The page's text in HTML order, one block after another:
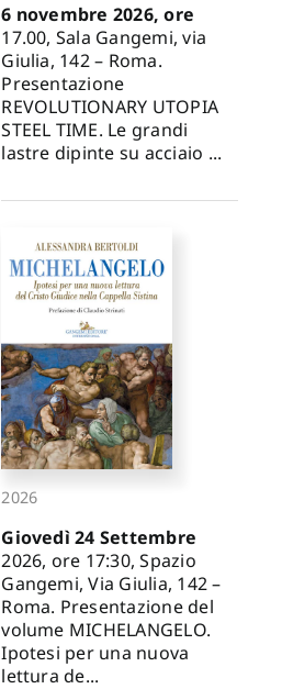
6 novembre 2026, ore
17.00, Sala Gangemi, via
Giulia, 142 – Roma.
Presentazione
REVOLUTIONARY UTOPIA
STEEL TIME. Le grandi
lastre dipinte su acciaio ...
2026
Giovedì 24 Settembre
2026, ore 17:30, Spazio
Gangemi, Via Giulia, 142 –
Roma. Presentazione del
volume MICHELANGELO.
Ipotesi per una nuova
lettura de...